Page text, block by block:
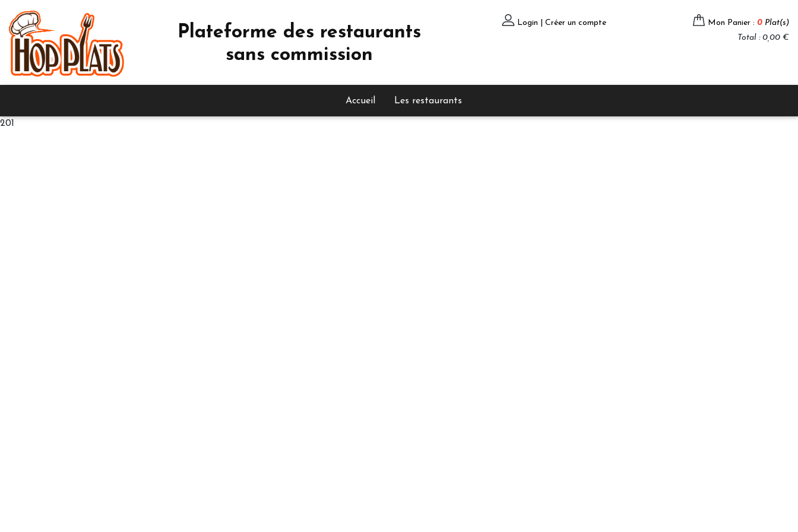
Plateforme des restaurants
sans commission
Login | Créer un compte Mon Panier : 0 Plat(s)
Total : 0,00 €
Accueil Les restaurants
201